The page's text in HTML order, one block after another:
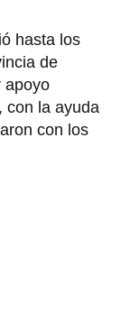
hasta los
de
apoyo
con la ayuda
con los